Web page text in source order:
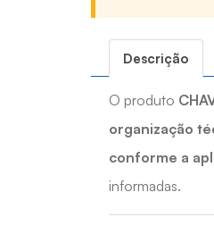
Descrição
O produto
organização
conforme a
informadas.